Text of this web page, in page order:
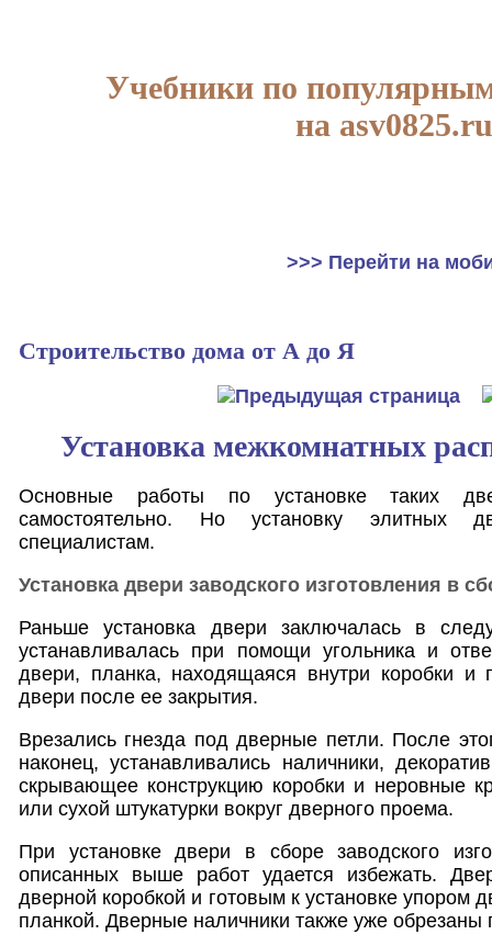
Учебники по
на asv0825.ru
>>> Перейти на
Строительство дома от А до Я
Установка межкомнатных
Основные работы по установке таких
самостоятельно. Но установку элитных
специалистам.
Установка двери заводского изготовления в
Раньше установка двери заключалась в
устанавливалась при помощи угольника и
двери, планка, находящаяся внутри коробки и
двери после ее закрытия.
Врезались гнезда под дверные петли. После
наконец, устанавливались наличники,
скрывающее конструкцию коробки и неровные
или сухой штукатурки вокруг дверного проема.
При установке двери в сборе заводского
описанных выше работ удается избежать.
дверной коробкой и готовым к установке упором
планкой. Дверные наличники также уже обрезаны